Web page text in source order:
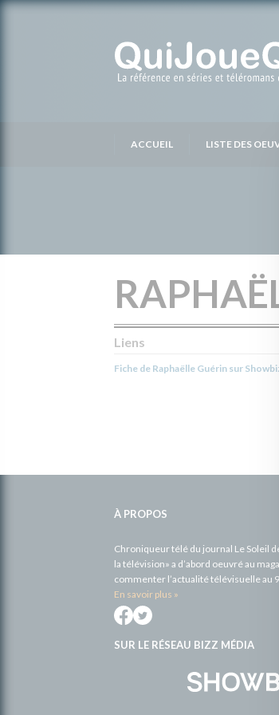
ACCUEIL LISTE DES
Liens
Fiche de Raphaëlle Guérin sur
À PROPOS
Chroniqueur télé du journal Le Soleil
la télévision» a d’abord oeuvré au
commenter l’actualité télévisuelle au
En savoir plus »
SUR LE RÉSEAU BIZZ MÉDIA